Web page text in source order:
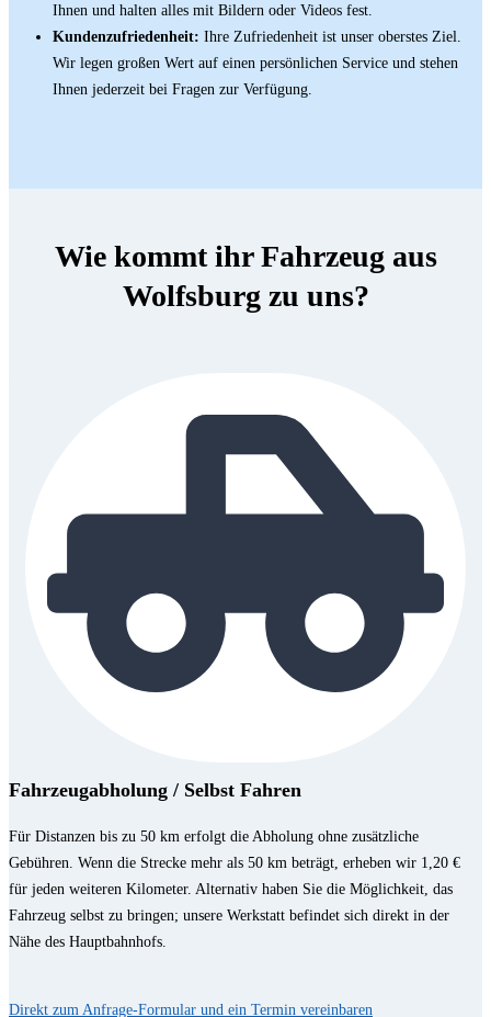
Ihnen und halten alles mit Bildern oder Videos fest.
Kundenzufriedenheit: Ihre Zufriedenheit ist unser oberstes Ziel.
Wir legen großen Wert auf einen persönlichen Service und stehen
Ihnen jederzeit bei Fragen zur Verfügung.
Wie kommt ihr Fahrzeug aus
Wolfsburg zu uns?
Fahrzeugabholung / Selbst Fahren
Für Distanzen bis zu 50 km erfolgt die Abholung ohne zusätzliche
Gebühren. Wenn die Strecke mehr als 50 km beträgt, erheben wir 1,20 €
für jeden weiteren Kilometer. Alternativ haben Sie die Möglichkeit, das
Fahrzeug selbst zu bringen; unsere Werkstatt befindet sich direkt in der
Nähe des Hauptbahnhofs.
Direkt zum Anfrage-Formular und ein Termin vereinbaren